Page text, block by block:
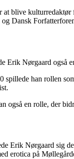
blive
Dansk
Erik Nørgaard også
spillede han rollen
også en rolle, der
Erik Nørgaard sig
erotica på